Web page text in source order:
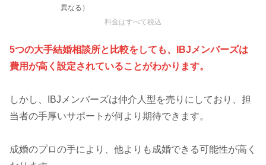
異なる）
料金はすべて税込
5つの大手結婚相談所と比較をしても、IBJメンバーズは
費用が高く設定されていることがわかります。
しかし、IBJメンバーズは仲介人型を売りにしており、担
当者の手厚いサポートが何より期待できます。
成婚のプロの手により、他よりも成婚できる可能性が高く